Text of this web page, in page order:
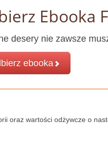
Ebooka
desery nie zawsze
ebooka
oraz wartości odżywcze o